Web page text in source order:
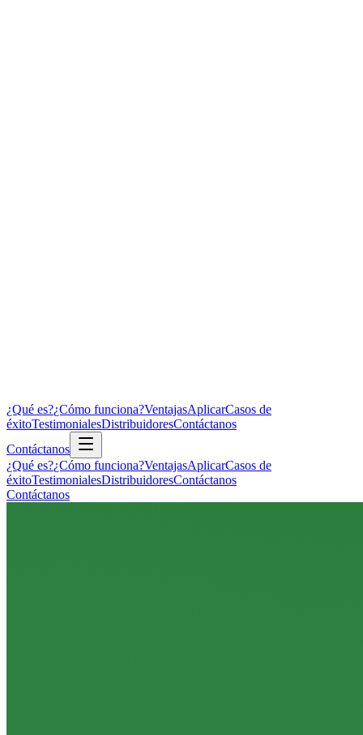
¿Qué es?¿Cómo funciona?VentajasAplicarCasos de
éxitoTestimonialesDistribuidoresContáctanos
Contáctanos
¿Qué es?¿Cómo funciona?VentajasAplicarCasos de
éxitoTestimonialesDistribuidoresContáctanos
Contáctanos